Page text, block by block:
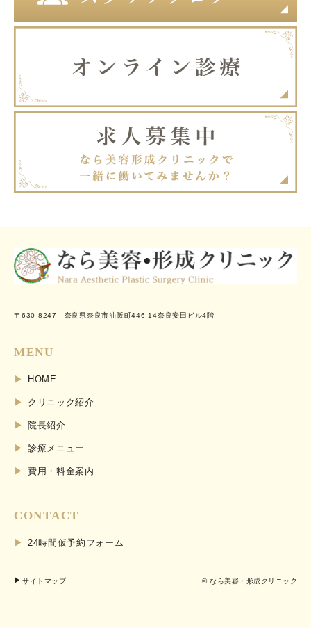
〒630-8247 奈良県奈良市油阪町446-14奈良安田ビル4階
MENU
HOME
クリニック紹介
院長紹介
診療メニュー
費用・料金案内
CONTACT
24時間仮予約フォーム
サイトマップ © なら美容・形成クリニック